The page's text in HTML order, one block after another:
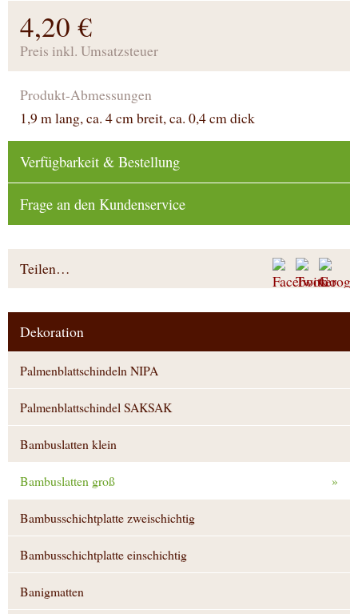
4,20 €
Preis inkl. Umsatzsteuer
Produkt-Abmessungen
1,9 m lang, ca. 4 cm breit, ca. 0,4 cm dick
Verfügbarkeit & Bestellung
Frage an den Kundenservice
Teilen…
Dekoration
Palmenblattschindeln NIPA
Palmenblattschindel SAKSAK
Bambuslatten klein
Bambuslatten groß »
Bambusschichtplatte zweischichtig
Bambusschichtplatte einschichtig
Banigmatten